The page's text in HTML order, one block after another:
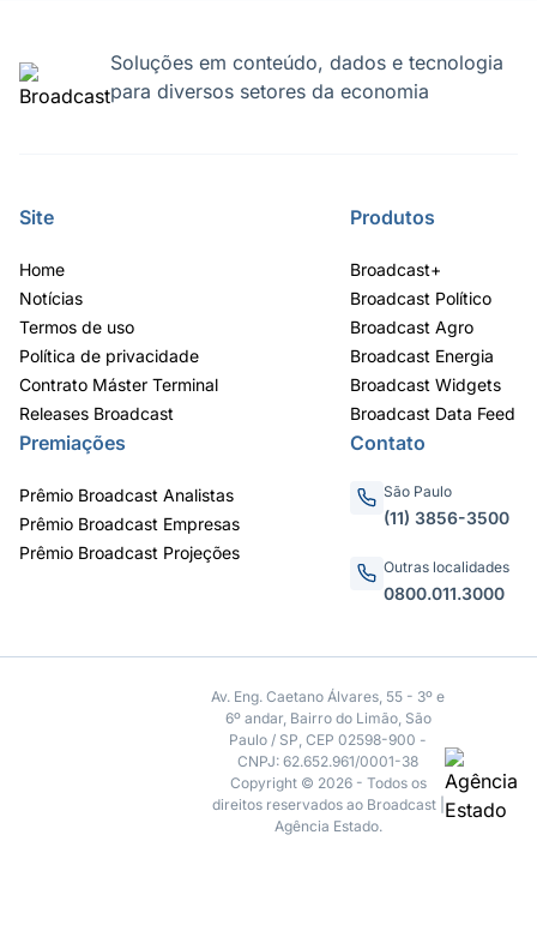
Soluções em conteúdo, dados e tecnologia
para diversos setores da economia
Site
Home
Notícias
Termos de uso
Política de privacidade
Contrato Máster Terminal
Releases Broadcast
Produtos
Broadcast+
Broadcast Político
Broadcast Agro
Broadcast Energia
Broadcast Widgets
Broadcast Data Feed
Premiações
Prêmio Broadcast Analistas
Prêmio Broadcast Empresas
Prêmio Broadcast Projeções
Contato
São Paulo
(11) 3856-3500
Outras localidades
0800.011.3000
Av. Eng. Caetano Álvares, 55 - 3º e
6º andar, Bairro do Limão, São
Paulo / SP, CEP 02598-900 -
CNPJ: 62.652.961/0001-38
Copyright © 2026 - Todos os
direitos reservados ao Broadcast |
Agência Estado.